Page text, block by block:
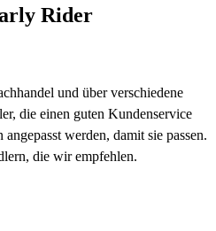
Rider
und über verschiedene
die einen guten Kundenservice
werden, damit sie passen.
die wir empfehlen.